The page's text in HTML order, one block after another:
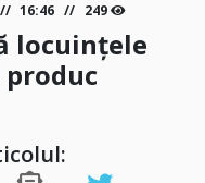
16:46 249
locuințele